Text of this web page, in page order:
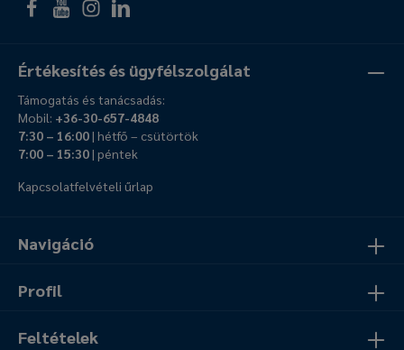
Navigáció
Profil
Feltételek
Értékesítés és ügyfélszolgálat
Támogatás és tanácsadás:
Mobil: +36-30-657-4848
7:30 – 16:00| hétfő – csütörtök
7:00 – 15:30| péntek
Kapcsolatfelvételi űrlap